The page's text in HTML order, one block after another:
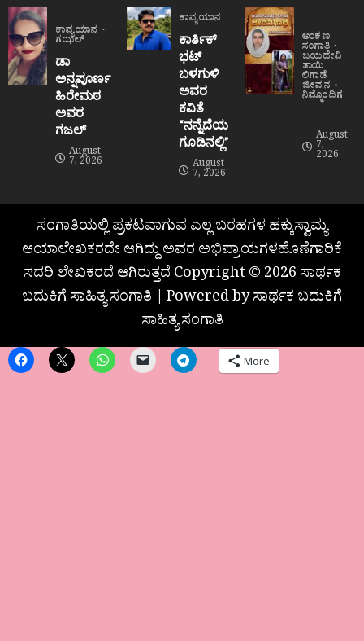
ಕಾವ್ಯಯಾನ
ಗಝಲ್
ಡಾ
ಅನ್ನಪೂರ್ಣ
ಹಿರೇಮಠ
ಅವರ
ಗಜಲ್
August
7, 2026
ಕಾವ್ಯಯಾನ
ಕಾರ್ತಿಕ್
ಭಟ್
ಬಳಗುಳಿ
ಅವರ
ಕವಿತೆ
“ನನ್ನೆದೆಯ
ಗೂಡಿನಲ್ಲಿ”
August
7, 2026
ಅಂಕಣ
ಸಂಗಾತಿ
ಜಯದೇವಿ
ತಾಯಿ
ಲಿಗಾಡೆ
ಜೀವನ
ನಿಮ್ಮೊಂದಿಗೆ
August
7,
2026
ಸಂಗಾತಿಯಲ್ಲಿ ಪ್ರಕಟವಾಗುವ ಎಲ್ಲ ಬರಹಗಳ ಹಕ್ಕುಸ್ವಾಮ್ಯ
ಆಯಾಲೇಖಕರದೇ ಆಗಿದ್ದು ಅವರ ಅಭಿಪ್ರಾಯಗಳಹೊಣೆಗಾರಿಕೆ
ಸದರಿ ಲೇಖಕರದೆ ಆಗಿರುತ್ತದೆ Copyright © 2026 ಸಾರ್ಥಕ
ಬದುಕಿಗೆ ಸಾಹಿತ್ಯ ಸಂಗಾತಿ | Powered by ಸಾರ್ಥಕ ಬದುಕಿಗೆ
ಸಾಹಿತ್ಯ ಸಂಗಾತಿ
More